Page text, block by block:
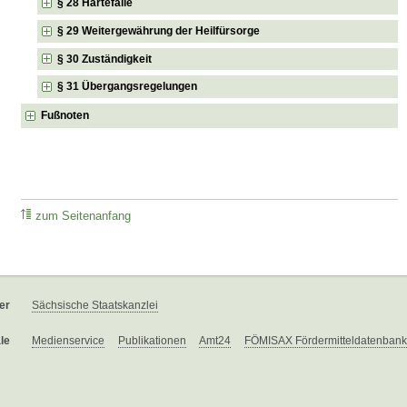
§ 28 Härtefälle
§ 29 Weitergewährung der Heilfürsorge
§ 30 Zuständigkeit
§ 31 Übergangsregelungen
Fußnoten
zum Seitenanfang
Sächsische Staatskanzlei
Medienservice Publikationen Amt24 FÖMISAX Fördermitteldatenbank